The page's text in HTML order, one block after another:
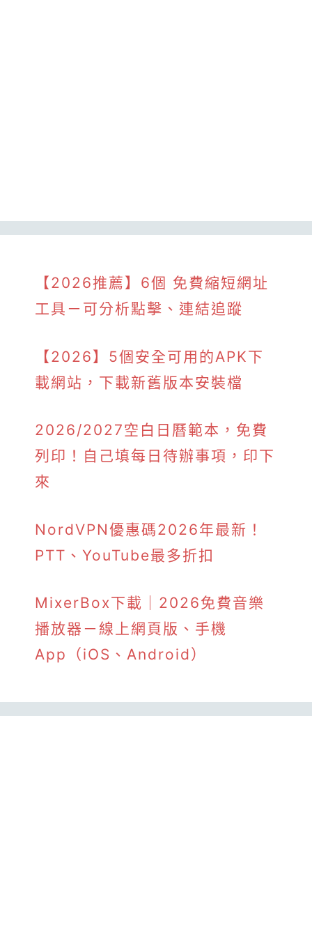
【2026推薦】6個 免費縮短網址
工具－可分析點擊、連結追蹤
【2026】5個安全可用的APK下
載網站，下載新舊版本安裝檔
2026/2027空白日曆範本，免費
列印！自己填每日待辦事項，印下
來
NordVPN優惠碼2026年最新！
PTT、YouTube最多折扣
MixerBox下載｜2026免費音樂
播放器－線上網頁版、手機
App（iOS、Android）